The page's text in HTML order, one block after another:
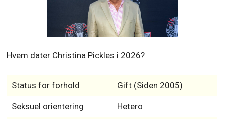
Hvem dater Christina Pickles i 2026?
Status for forhold Gift (Siden 2005)
Seksuel orientering Hetero